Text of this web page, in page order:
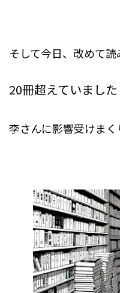
そして今日、改めて
20冊超えていました
李さんに影響受けまく